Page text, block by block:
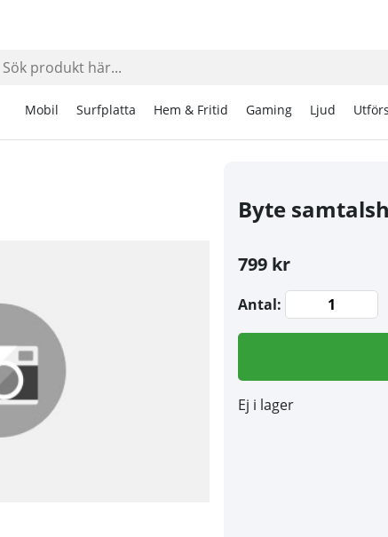
Mobil Surfplatta Hem & Fritid Gaming Ljud
Byte
799 kr
Antal:
Ej i lager